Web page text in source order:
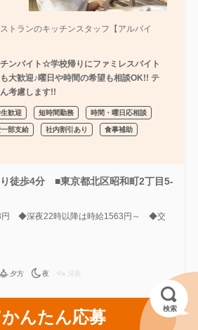
トランのキッチンスタッフ【アルバイ
チンバイト☆学校帰りにファミレスバイト
大歓迎♪曜日や時間の希望も相談OK!! テ
考慮します!!
歓迎 短時間勤務 時間・曜日応相談
部支給 社内割引あり 食事補助
り徒歩4分 ■東京都北区昭和町2丁目5-
円 ◆深夜22時以降は時給1563円～ ◆交
夕方 夜 深夜
かんたん応募 検索